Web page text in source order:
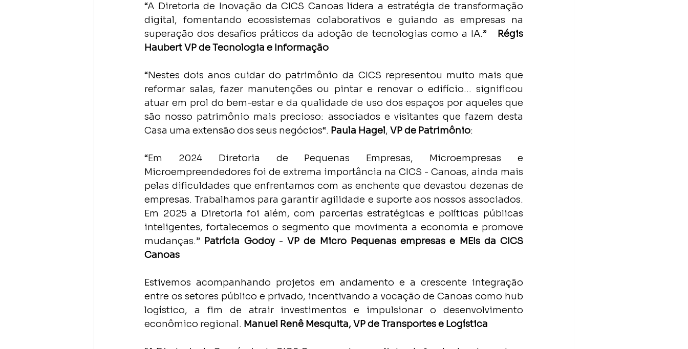
“A Diretoria de Inovação da CICS Canoas lidera a estratégia de transformação
digital, fomentando ecossistemas colaborativos e guiando as empresas na
superação dos desafios práticos da adoção de tecnologias como a IA.”
Régis
Haubert VP de Tecnologia e Informação
“Nestes dois anos cuidar do patrimônio da CICS representou muito mais que
reformar salas, fazer manutenções ou pintar e renovar o edifício… significou
atuar em prol do bem-estar e da qualidade de uso dos espaços por aqueles que
são nosso patrimônio mais precioso: associados e visitantes que fazem desta
Casa uma extensão dos seus negócios“. Paula Hagel, VP de Patrimônio:
“Em 2024 Diretoria de Pequenas Empresas, Microempresas e
Microempreendedores foi de extrema importância na CICS - Canoas, ainda mais
pelas dificuldades que enfrentamos com as enchente que devastou dezenas de
empresas. Trabalhamos para garantir agilidade e suporte aos nossos associados.
Em 2025 a Diretoria foi além, com parcerias estratégicas e políticas públicas
inteligentes, fortalecemos o segmento que movimenta a economia e promove
mudanças.” Patrícia Godoy - VP de Micro Pequenas empresas e MEIs da CICS
Canoas
Estivemos acompanhando projetos em andamento e a crescente integração
entre os setores público e privado, incentivando a vocação de Canoas como hub
logístico, a fim de atrair investimentos e impulsionar o desenvolvimento
econômico regional. Manuel Renê Mesquita, VP de Transportes e Logística